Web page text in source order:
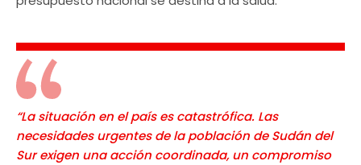
“La situación en el país es catastrófica. Las
necesidades urgentes de la población de Sudán del
Sur exigen una acción coordinada, un compromiso